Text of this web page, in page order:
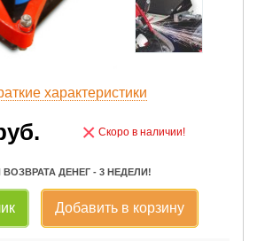
характеристики
× Скоро в наличии!
ВОЗВРАТА ДЕНЕГ - 3 НЕДЕЛИ!
Добавить в корзину